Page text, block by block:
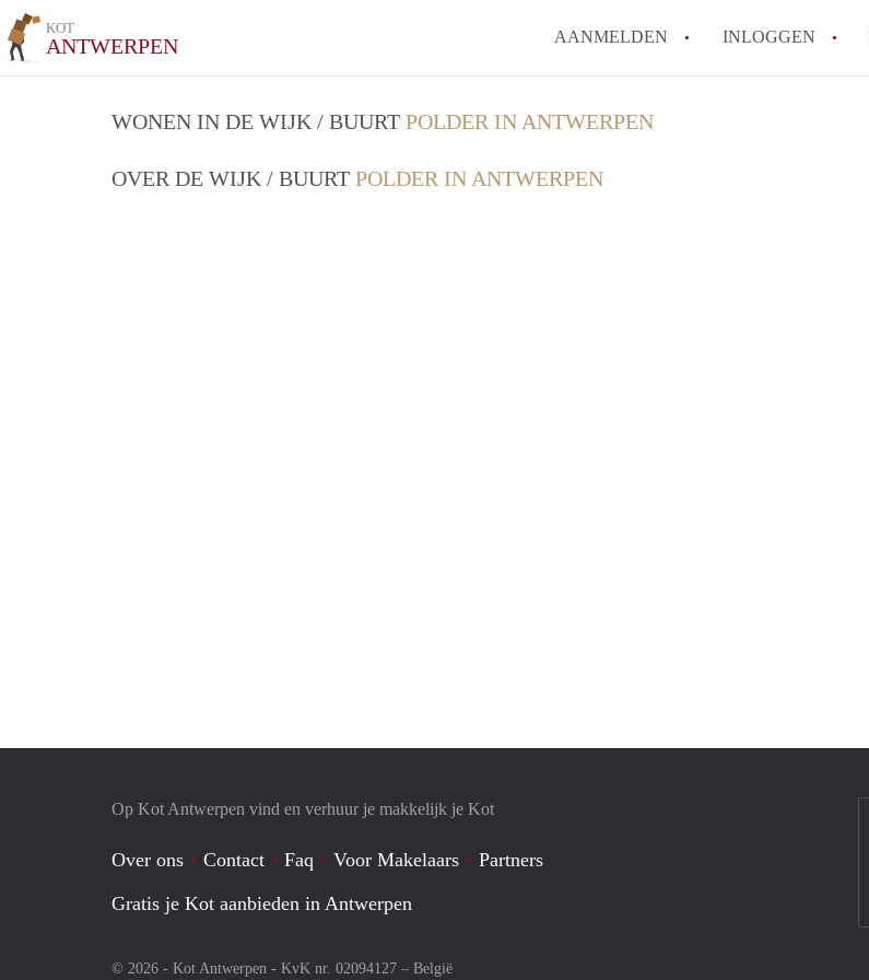
KOT
ANTWERPEN AANMELDEN INLOGGEN
WONEN IN DE WIJK / BUURT POLDER IN ANTWERPEN
OVER DE WIJK / BUURT POLDER IN ANTWERPEN
Op Kot Antwerpen vind en verhuur je makkelijk je Kot
Over ons Contact Faq Voor Makelaars
Partners
Gratis je Kot aanbieden in Antwerpen
© 2026 - Kot Antwerpen - KvK nr. 02094127 – België